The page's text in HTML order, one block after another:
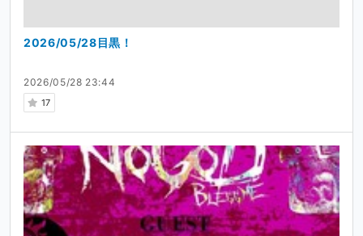
2026/05/28 23:44
17
2026/05/28目黒！